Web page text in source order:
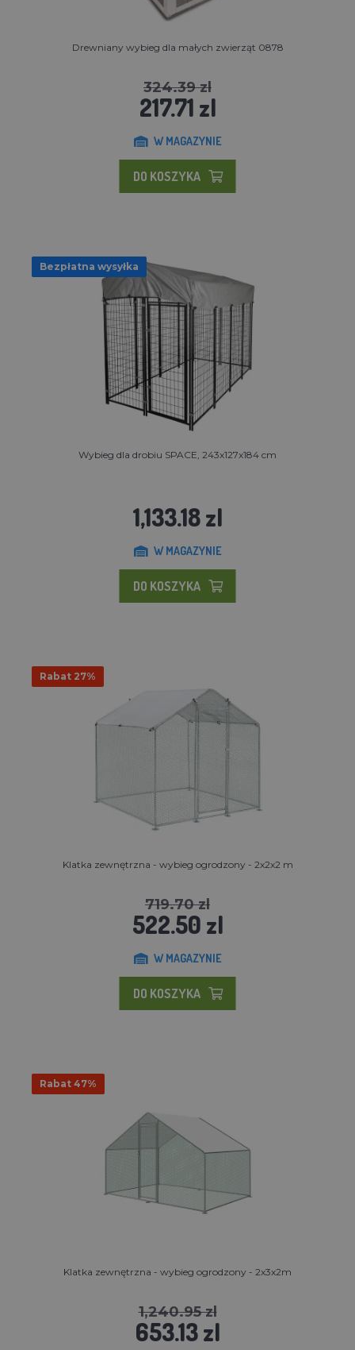
Drewniany wybieg dla małych zwierząt 0878
324.39 zl
217.71 zl
W MAGAZYNIE
DO KOSZYKA
Bezpłatna wysyłka
Wybieg dla drobiu SPACE, 243x127x184 cm
1,133.18 zl
W MAGAZYNIE
DO KOSZYKA
Rabat 27%
Klatka zewnętrzna - wybieg ogrodzony - 2x2x2 m
719.70 zl
522.50 zl
W MAGAZYNIE
DO KOSZYKA
Rabat 47%
Klatka zewnętrzna - wybieg ogrodzony - 2x3x2m
1,240.95 zl
653.13 zl